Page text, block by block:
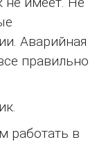
Аварийная
правильно
работать в